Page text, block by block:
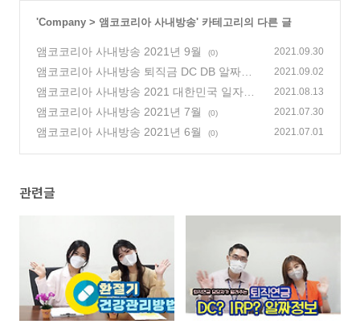
'Company > 앰코코리아 사내방송' 카테고리의 다른 글
앰코코리아 사내방송 2021년 9월 (0) 2021.09.30
앰코코리아 사내방송 퇴직금 DC DB 알짜정
보
(0)
2021.09.02
앰코코리아 사내방송 2021 대한민국 일자리
으뜸기업 선정
(0)
2021.08.13
앰코코리아 사내방송 2021년 7월 (0) 2021.07.30
앰코코리아 사내방송 2021년 6월 (0) 2021.07.01
관련글